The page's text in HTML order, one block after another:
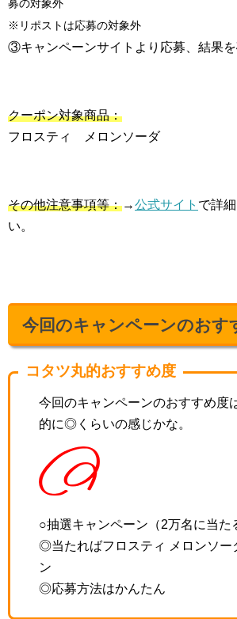
募の対象外
※リポストは応募の対象外
③キャンペーンサイトより応募、結果
クーポン対象商品：
フロスティ メロンソーダ
その他注意事項等：→公式サイト で詳
い。
今回のキャンペーンのおす
コタツ丸的おすすめ度
今回のキャンペーンのおすすめ度
的に◎くらいの感じかな。
○抽選キャンペーン（2万名に当た
◎当たればフロスティ メロンソー
ン
◎応募方法はかんたん